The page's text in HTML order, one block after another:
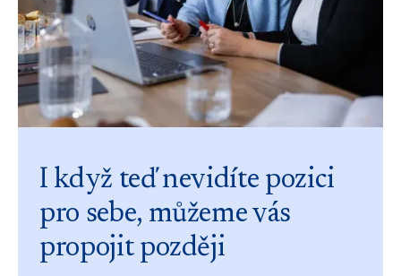
I když teď nevidíte pozici
pro sebe, můžeme vás
propojit později